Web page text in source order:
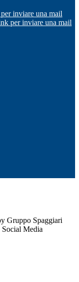
inviare una mail
per inviare una mail
Gruppo Spaggiari
Media